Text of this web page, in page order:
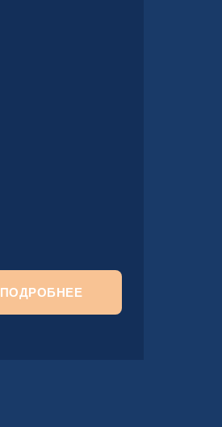
ПОДРОБНЕЕ